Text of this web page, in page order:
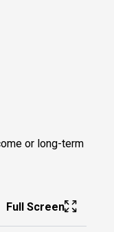
or long-term
Full Screen